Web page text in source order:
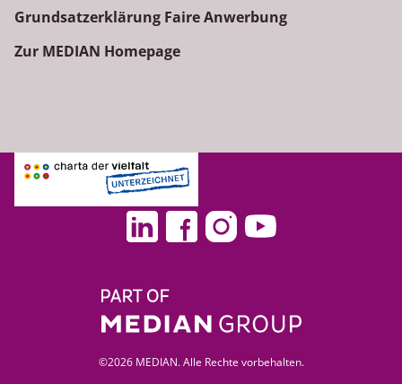
Grundsatzerklärung Faire Anwerbung
Zur MEDIAN Homepage
©2026 MEDIAN. Alle Rechte vorbehalten.